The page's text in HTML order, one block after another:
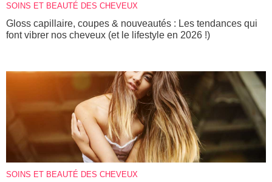
SOINS ET BEAUTÉ DES CHEVEUX
Gloss capillaire, coupes & nouveautés : Les tendances qui
font vibrer nos cheveux (et le lifestyle en 2026 !)
SOINS ET BEAUTÉ DES CHEVEUX